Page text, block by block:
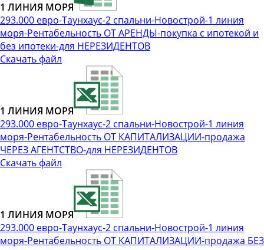
1 ЛИНИЯ МОРЯ
293.000 евро-Таунхаус-2 спальни-Новострой-1 линия
моря-Рентабельность ОТ АРЕНДЫ-покупка с ипотекой и
без ипотеки-для НЕРЕЗИДЕНТОВ
Скачать файл
1 ЛИНИЯ МОРЯ
293.000 евро-Таунхаус-2 спальни-Новострой-1 линия
моря-Рентабельность ОТ КАПИТАЛИЗАЦИИ-продажа
ЧЕРЕЗ АГЕНТСТВО-для НЕРЕЗИДЕНТОВ
Скачать файл
1 ЛИНИЯ МОРЯ
293.000 евро-Таунхаус-2 спальни-Новострой-1 линия
моря-Рентабельность ОТ КАПИТАЛИЗАЦИИ-продажа БЕЗ